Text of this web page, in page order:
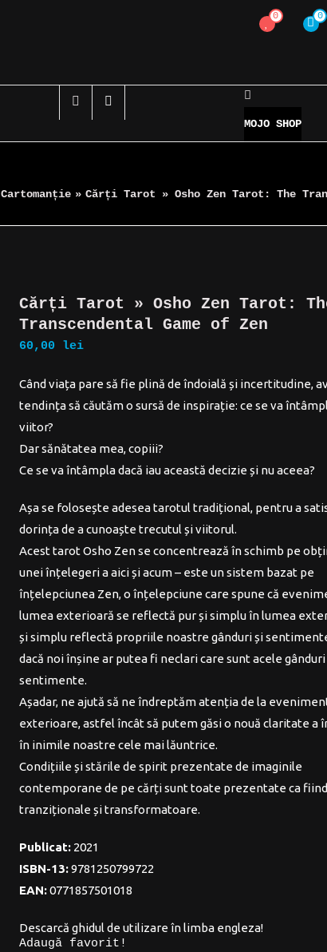
0 0
MOJO SHOP
Cartomanție » Cărți Tarot » Osho Zen Tarot: The
Cărți Tarot » Osho Zen Tarot:
Transcendental Game of Zen
60,00 lei
Când viața pare să fie plină de îndoială și incertitudine,
tendința să căutăm o sursă de inspirație: ce se va
viitor?
Dar sănătatea mea, copiii?
Ce se va întâmpla dacă iau această decizie și nu aceea?
Așa se folosește adesea tarotul tradițional, pentru a
dorința de a cunoaște trecutul și viitorul.
Acest tarot Osho Zen se concentrează în schimb pe
unei înțelegeri a aici și acum – este un sistem bazat pe
înțelepciunea Zen, o înțelepciune care spune că
lumea exterioară se reflectă pur și simplu în lumea
și simplu reflectă propriile noastre gânduri și
dacă noi înșine ar putea fi neclari care sunt acele gânduri
sentimente.
Așadar, ne ajută să ne îndreptăm atenția de la
exterioare, astfel încât să putem găsi o nouă claritate a
în inimile noastre cele mai lăuntrice.
Condițiile și stările de spirit prezentate de imaginile
contemporane de pe cărți sunt toate prezentate ca
tranziționale și transformatoare.
Publicat: 2021
ISBN-13:9781250799722
EAN:0771857501018
Descarcă ghidul de utilizare în limba engleza!
Adaugă favorit!